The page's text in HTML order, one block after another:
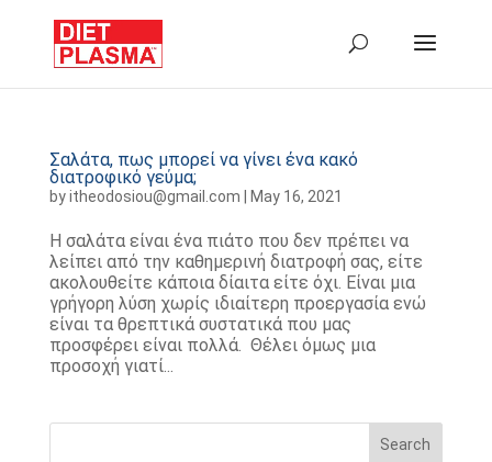
Σαλάτα, πως μπορεί να γίνει ένα κακό
διατροφικό γεύμα;
byitheodosiou@gmail.com May 16, 2021
Η σαλάτα είναι ένα πιάτο που δεν πρέπει να
λείπει από την καθημερινή διατροφή σας, είτε
ακολουθείτε κάποια δίαιτα είτε όχι. Είναι μια
γρήγορη λύση χωρίς ιδιαίτερη προεργασία ενώ
είναι τα θρεπτικά συστατικά που μας
προσφέρει είναι πολλά. Θέλει όμως μια
προσοχή γιατί...
Search